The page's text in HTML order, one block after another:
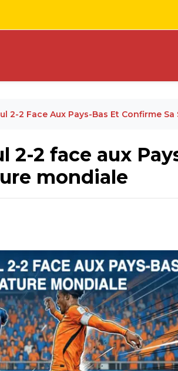
2-2 Face Aux Pays-Bas Et Confirme
2-2 face aux
mondiale